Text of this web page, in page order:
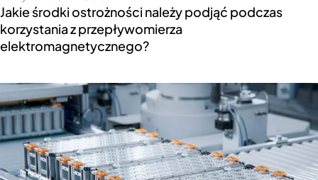
Jakie środki ostrożności należy podjąć podczas
korzystania z przepływomierza
elektromagnetycznego?